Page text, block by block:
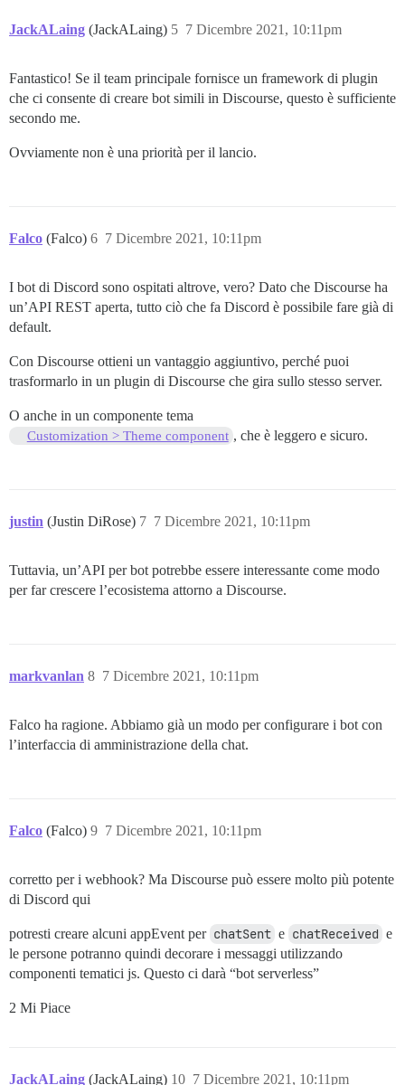
JackALaing (JackALaing) 7 Dicembre 2021, 10:11pm
5
Fantastico! Se il team principale fornisce un framework di plugin
che ci consente di creare bot simili in Discourse, questo è sufficiente
secondo me.
Ovviamente non è una priorità per il lancio.
Falco (Falco) 7 Dicembre 2021, 10:11pm
6
I bot di Discord sono ospitati altrove, vero? Dato che Discourse ha
un’API REST aperta, tutto ciò che fa Discord è possibile fare già di
default.
Con Discourse ottieni un vantaggio aggiuntivo, perché puoi
trasformarlo in un plugin di Discourse che gira sullo stesso server.
O anche in un componente tema
Customization > Theme component , che è leggero e sicuro.
justin (Justin DiRose) 7 Dicembre 2021, 10:11pm
7
Tuttavia, un’API per bot potrebbe essere interessante come modo
per far crescere l’ecosistema attorno a Discourse.
markvanlan 7 Dicembre 2021, 10:11pm
8
Falco ha ragione. Abbiamo già un modo per configurare i bot con
l’interfaccia di amministrazione della chat.
Falco (Falco) 7 Dicembre 2021, 10:11pm
9
corretto per i webhook? Ma Discourse può essere molto più potente
di Discord qui
potresti creare alcuni appEvent per chatSent e chatReceived e
le persone potranno quindi decorare i messaggi utilizzando
componenti tematici js. Questo ci darà “bot serverless”
2 Mi Piace
JackALaing (JackALaing) 7 Dicembre 2021, 10:11pm
10